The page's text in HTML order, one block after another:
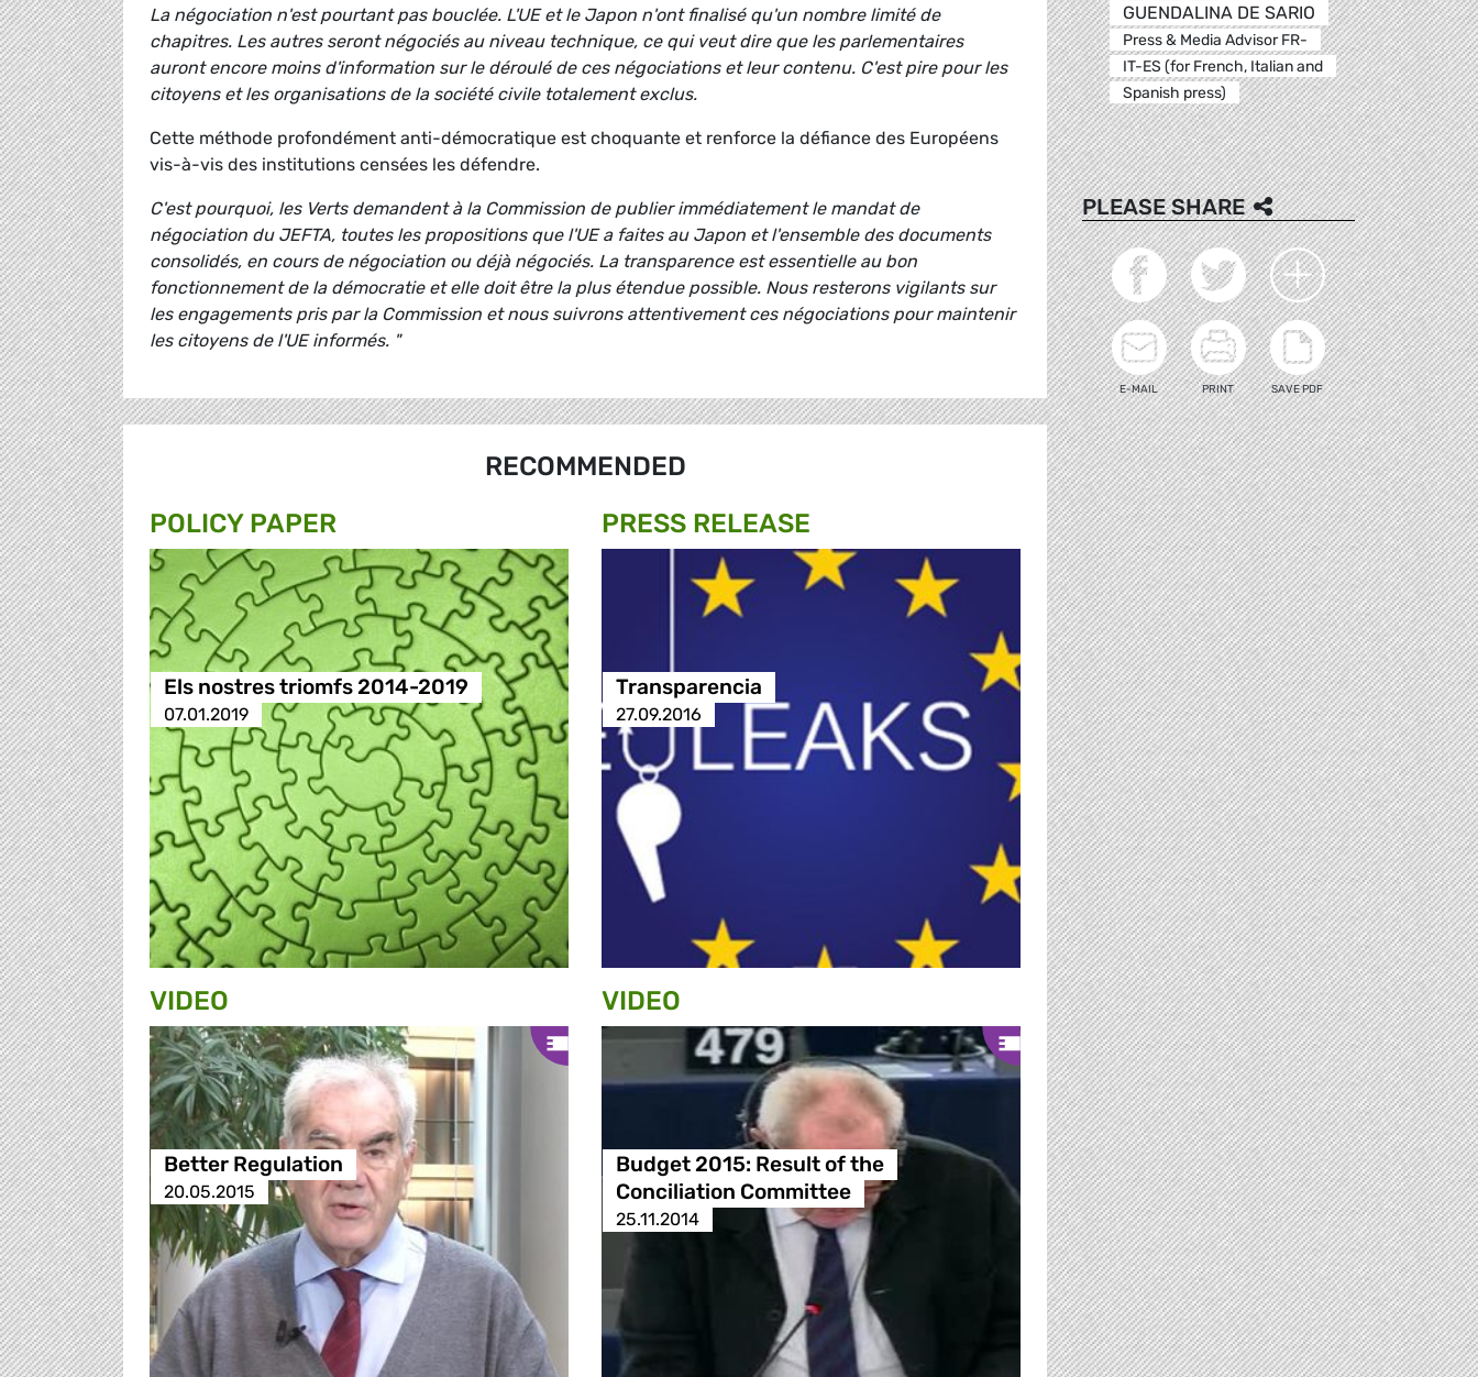
La négociation n'est pourtant pas bouclée. L'UE et le Japon n'ont finalisé qu'un nombre limité de
chapitres. Les autres seront négociés au niveau technique, ce qui veut dire que les parlementaires
auront encore moins d'information sur le déroulé de ces négociations et leur contenu. C'est pire pour les
citoyens et les organisations de la société civile totalement exclus.
Cette méthode profondément anti-démocratique est choquante et renforce la défiance des Européens
vis-à-vis des institutions censées les défendre.
C'est pourquoi, les Verts demandent à la Commission de publier immédiatement le mandat de
négociation du JEFTA, toutes les propositions que l'UE a faites au Japon et l'ensemble des documents
consolidés, en cours de négociation ou déjà négociés. La transparence est essentielle au bon
fonctionnement de la démocratie et elle doit être la plus étendue possible. Nous resterons vigilants sur
les engagements pris par la Commission et nous suivrons attentivement ces négociations pour maintenir
les citoyens de l'UE informés. "
RECOMMENDED
POLICY PAPER
Els nostres triomfs 2014-2019
07.01.2019
PRESS RELEASE
Transparencia
27.09.2016
VIDEO
Better Regulation
20.05.2015
VIDEO
Budget 2015: Result of the
Conciliation Committee
25.11.2014
GUENDALINA DE SARIO
Press & Media Advisor FR-
IT-ES (for French, Italian and
Spanish press)
PLEASE SHARE
E-MAIL PRINT SAVE PDF